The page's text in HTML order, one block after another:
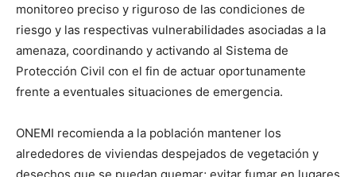
monitoreo preciso y riguroso de las condiciones de
riesgo y las respectivas vulnerabilidades asociadas a la
amenaza, coordinando y activando al Sistema de
Protección Civil con el fin de actuar oportunamente
frente a eventuales situaciones de emergencia.
ONEMI recomienda a la población mantener los
alrededores de viviendas despejados de vegetación y
desechos que se puedan quemar; evitar fumar en lugares